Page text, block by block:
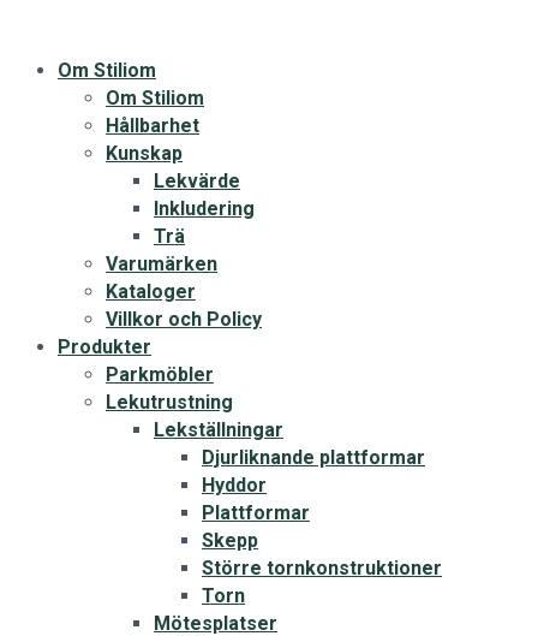
Om Stiliom
Om Stiliom
Hållbarhet
Kunskap
Lekvärde
Inkludering
Trä
Varumärken
Kataloger
Villkor och Policy
Produkter
Parkmöbler
Lekutrustning
Lekställningar
Djurliknande plattformar
Hyddor
Plattformar
Skepp
Större tornkonstruktioner
Torn
Mötesplatser